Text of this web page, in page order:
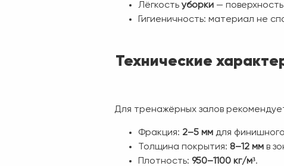
Лёгкостьуборки —
Гигиеничность: материал не
Технические
Для тренажёрных залов
Фракция: 2–5 мм для
Толщина покрытия: 8–12 мм в
Плотность: 950–1100 кг/м³.